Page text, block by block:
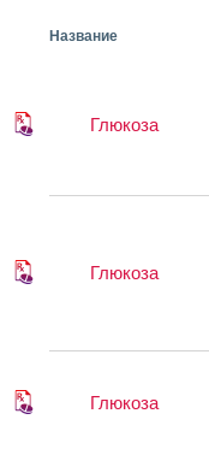
Название
Глюкоза
Глюкоза
Глюкоза